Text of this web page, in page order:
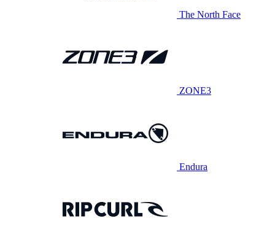
The North Face
ZONE3
Endura